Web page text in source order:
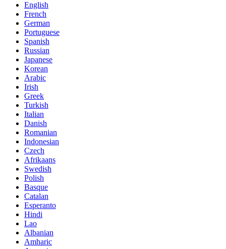
English
French
German
Portuguese
Spanish
Russian
Japanese
Korean
Arabic
Irish
Greek
Turkish
Italian
Danish
Romanian
Indonesian
Czech
Afrikaans
Swedish
Polish
Basque
Catalan
Esperanto
Hindi
Lao
Albanian
Amharic